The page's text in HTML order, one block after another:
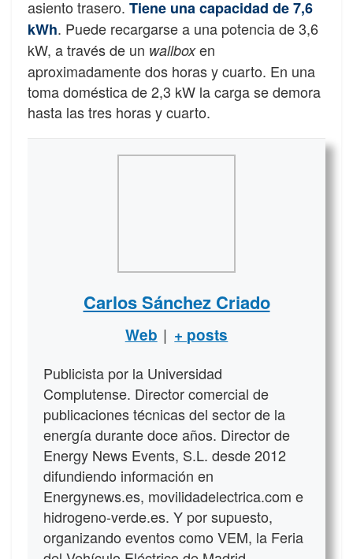
asiento trasero. Tiene una capacidad de 7,6
kWh. Puede recargarse a una potencia de 3,6
kW, a través de un wallboxen
aproximadamente dos horas y cuarto. En una
toma doméstica de 2,3 kW la carga se demora
hasta las tres horas y cuarto.
Carlos Sánchez Criado
Web | + posts
Publicista por la Universidad
Complutense. Director comercial de
publicaciones técnicas del sector de la
energía durante doce años. Director de
Energy News Events, S.L. desde 2012
difundiendo información en
Energynews.es, movilidadelectrica.com e
hidrogeno-verde.es. Y por supuesto,
organizando eventos como VEM, la Feria